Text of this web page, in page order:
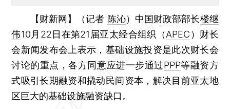
【财新网】（记者 陈沁） 中国财政部部长楼继
伟10月22日在第21届亚太经合组织（APEC ）财长
会新闻发布会上表示，基础设施投资是此次财长会
讨论的重点，各方同意应进一步通过PPP等融资方
式吸引长期融资和撬动民间资本，解决目前亚太地
区巨大的基础设施融资缺口。